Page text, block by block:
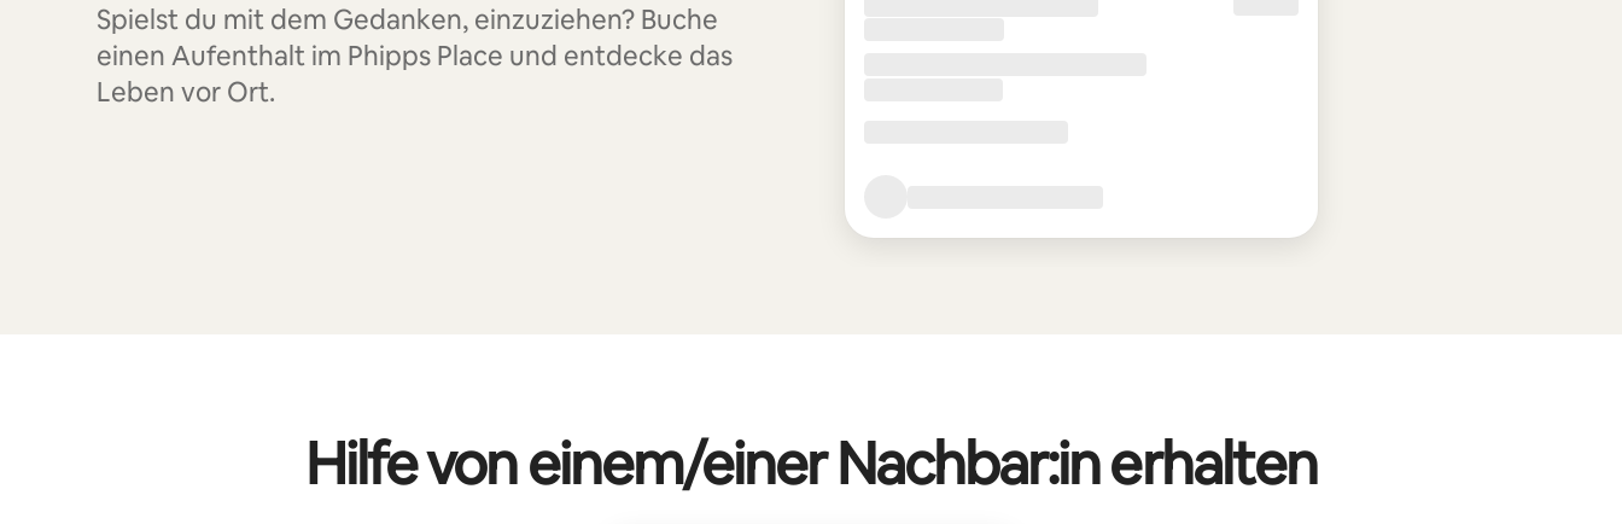
Spielst du mit dem Gedanken, einzuziehen? Buche
einen Aufenthalt im Phipps Place und entdecke das
Leben vor Ort.
Hilfe von einem/einer Nachbar:in erhalten